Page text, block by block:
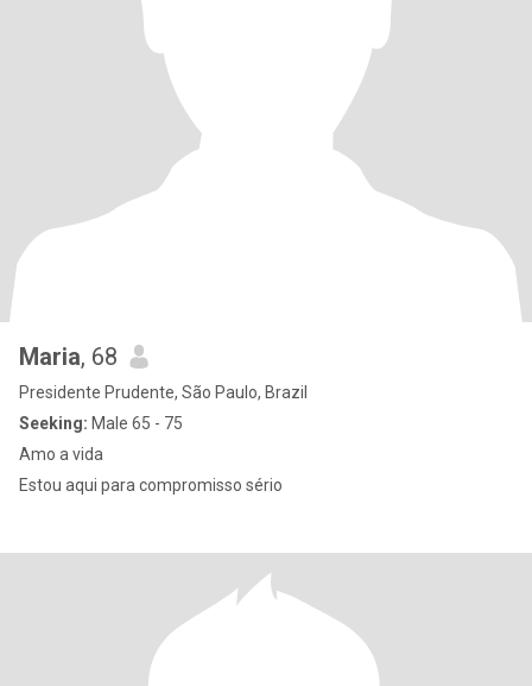
Maria, 68
Presidente Prudente, São Paulo, Brazil
Seeking: Male 65 - 75
Amo a vida
Estou aqui para compromisso sério